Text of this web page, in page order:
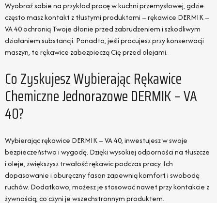
Wyobraź sobie na przykład pracę w kuchni przemysłowej, gdzie
często masz kontakt z tłustymi produktami – rękawice DERMIK –
VA 40 ochronią Twoje dłonie przed zabrudzeniem i szkodliwym
działaniem substancji. Ponadto, jeśli pracujesz przy konserwacji
maszyn, te rękawice zabezpieczą Cię przed olejami.
Co Zyskujesz Wybierając Rękawice
Chemiczne Jednorazowe DERMIK – VA
40?
Wybierając rękawice DERMIK – VA 40, inwestujesz w swoje
bezpieczeństwo i wygodę. Dzięki wysokiej odporności na tłuszcze
i oleje, zwiększysz trwałość rękawic podczas pracy. Ich
dopasowanie i oburęczny fason zapewnią komfort i swobodę
ruchów. Dodatkowo, możesz je stosować nawet przy kontakcie z
żywnością, co czyni je wszechstronnym produktem.